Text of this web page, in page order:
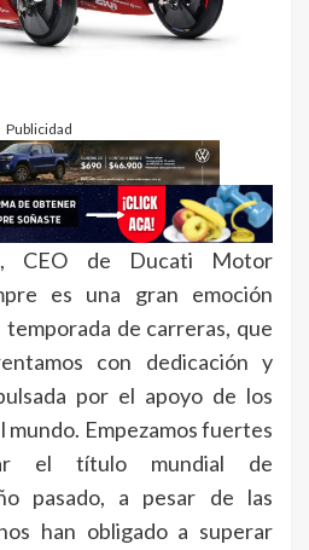
Publicidad
CEO de Ducati Motor
es una gran emoción
temporada de carreras, que
con dedicación y
por el apoyo de los
Empezamos fuertes
el título mundial de
pasado, a pesar de las
han obligado a superar